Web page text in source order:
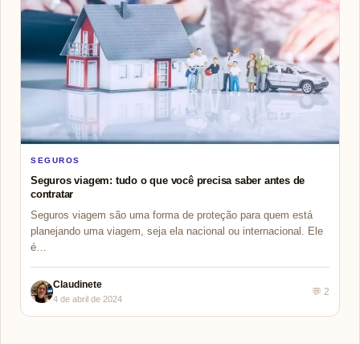
SEGUROS
Seguros viagem: tudo o que você precisa saber antes de
contratar
Seguros viagem são uma forma de proteção para quem está
planejando uma viagem, seja ela nacional ou internacional. Ele
é…
Claudinete
4 de abril de 2024
💬 2